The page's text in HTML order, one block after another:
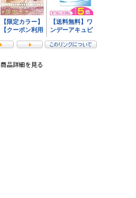
商品詳細を見る